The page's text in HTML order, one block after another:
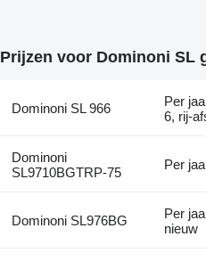
Prijzen voor Dominoni SL
Dominoni SL 966
Per
6, rij-
Dominoni
SL9710BGTRP-75
Per
Dominoni SL976BG
Per
nieuw